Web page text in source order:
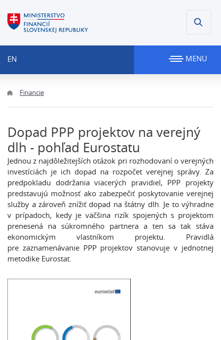
EN MENU
Financie
Dopad PPP projektov na verejný
dlh - pohľad Eurostatu
Jednou z najdôležitejších otázok pri rozhodovaní o verejných
investíciách je ich dopad na rozpočet verejnej správy. Za
predpokladu dodržania viacerých pravidiel, PPP projekty
predstavujú možnosť ako zabezpečiť poskytovanie verejnej
služby a zároveň znížiť dopad na štátny dlh. Je to výhradne
v prípadoch, kedy je väčšina rizík spojených s projektom
prenesená na súkromného partnera a ten sa tak stáva
ekonomickým vlastníkom projektu. Pravidlá
pre zaznamenávanie PPP projektov stanovuje v jednotnej
metodike Eurostat.